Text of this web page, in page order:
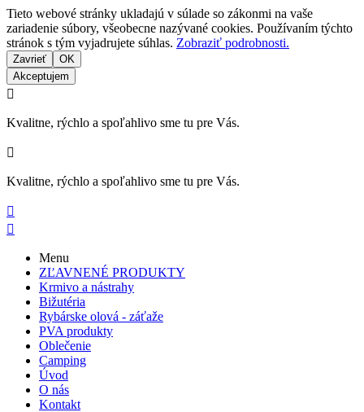
Tieto webové stránky ukladajú v súlade so zákonmi na vaše
zariadenie súbory, všeobecne nazývané cookies. Používaním týchto
stránok s tým vyjadrujete súhlas. Zobraziť podrobnosti.
Zavrieť
OK
Akceptujem

Kvalitne, rýchlo a spoľahlivo sme tu pre Vás.

Kvalitne, rýchlo a spoľahlivo sme tu pre Vás.


Menu
ZĽAVNENÉ PRODUKTY
Krmivo a nástrahy
Bižutéria
Rybárske olová - záťaže
PVA produkty
Oblečenie
Camping
Úvod
O nás
Kontakt